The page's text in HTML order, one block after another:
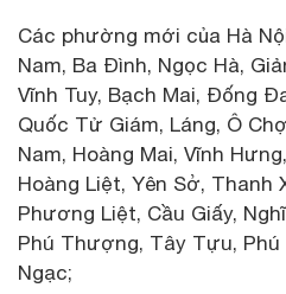
Các phường mới của Hà
Nam, Ba Đình, Ngọc Hà,
Vĩnh Tuy, Bạch Mai, Đống
Quốc Tử Giám, Láng, Ô
Nam, Hoàng Mai, Vĩnh
Hoàng Liệt, Yên Sở, Thanh
Phương Liệt, Cầu Giấy,
Phú Thượng, Tây Tựu,
Ngạc;